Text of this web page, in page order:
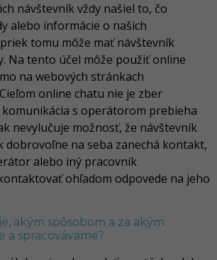
návštevník vždy našiel to, čo
alebo informácie o našich
tomu môže mať návštevník
Na tento účel môže použiť online
na webových stránkach
online chatu nie je zber
s operátorom prebieha
nevylučuje možnosť, že návštevník
dobrovoľne na seba zanechá kontakt,
alebo iný pracovník
ohľadom odpovede na jeho
akým spôsobom a za akým
a spracovávame?